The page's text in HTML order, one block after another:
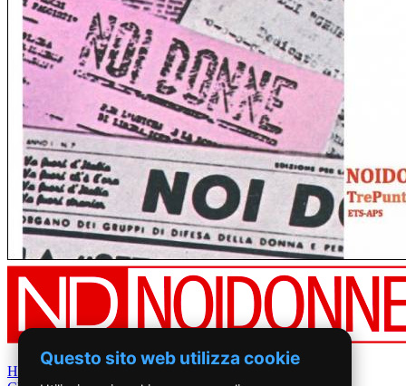
Home
Questo sito web utilizza cookie